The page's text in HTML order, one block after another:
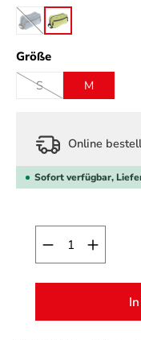
ash blue
(Diese Option ist zurzeit
wild lime
Größeauswählen
S
(Diese Option ist
M
Online
Sofort verfügbar,
Produkt